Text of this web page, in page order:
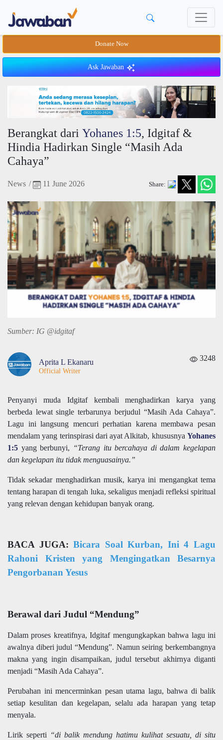
Donate Now
Ask Jawaban
Berangkat dari Yohanes 1:5, Idgitaf &
Hindia Hadirkan Single “Masih Ada
Cahaya”
News / 11 June 2026 Share:
Sumber: IG @idgitaf
Aprita L Ekanaru
Official Writer
3248
Penyanyi muda Idgitaf kembali menghadirkan karya yang
berbeda lewat single terbarunya berjudul “Masih Ada Cahaya”.
Lagu ini langsung mencuri perhatian karena membawa pesan
mendalam yang terinspirasi dari ayat Alkitab, khususnya Yohanes
1:5 yang berbunyi, “Terang itu bercahaya di dalam kegelapan
dan kegelapan itu tidak menguasainya.”
Tidak sekadar menghadirkan musik, karya ini mengangkat tema
tentang harapan di tengah luka, sekaligus menjadi refleksi spiritual
yang relevan dengan kehidupan banyak orang.
BACA JUGA:Bicara Soal Kurban, Ini 4 Lagu
Rahoni Kristen yang Mengingatkan Besarnya
Pengorbanan Yesus
Berawal dari Judul “Mendung”
Dalam proses kreatifnya, Idgitaf mengungkapkan bahwa lagu ini
awalnya diberi judul “Mendung”. Namun seiring berkembangnya
makna yang ingin disampaikan, judul tersebut akhirnya diganti
menjadi “Masih Ada Cahaya”.
Perubahan ini mencerminkan pesan utama lagu, bahwa di balik
setiap kesulitan dan kegelapan, selalu ada harapan yang tetap
menyala.
Lirik seperti “di balik mendung hatimu kulihat sesuatu, di situ